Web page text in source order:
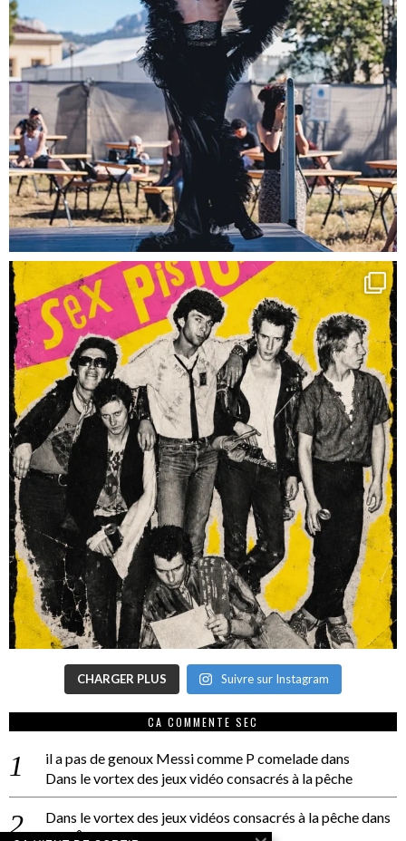
CHARGER PLUS Suivre sur Instagram
CA COMMENTE SEC
il a pas de genoux Messi comme P comeladedans
Dans le vortex des jeux vidéo consacrés à la pêche
Dans le vortex des jeux vidéos consacrés à la pêchedans
PACÔME THIELLEMENT